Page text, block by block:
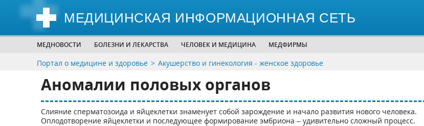
МЕДИЦИНСКАЯ ИНФОРМАЦИОННАЯ СЕТЬ
МЕДНОВОСТИ БОЛЕЗНИ И ЛЕКАРСТВА ЧЕЛОВЕК И МЕДИЦИНА МЕДФИРМЫ
Портал о медицине и здоровье Акушерство и гинекология - женское здоровье
Аномалии половых органов
Слияние сперматозоида и яйцеклетки знаменует собой зарождение и начало развития нового человека.
Оплодотворение яйцеклетки и последующее формирование эмбриона – удивительно сложный процесс.